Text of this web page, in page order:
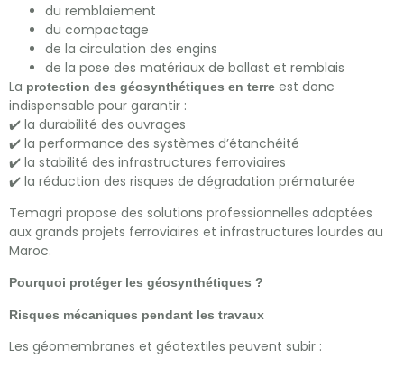
du remblaiement
du compactage
de la circulation des engins
de la pose des matériaux de ballast et remblais
La protection des géosynthétiques en terre est donc
indispensable pour garantir :
✔️ la durabilité des ouvrages
✔️ la performance des systèmes d’étanchéité
✔️ la stabilité des infrastructures ferroviaires
✔️ la réduction des risques de dégradation prématurée
Temagri propose des solutions professionnelles adaptées
aux grands projets ferroviaires et infrastructures lourdes au
Maroc.
Pourquoi protéger les géosynthétiques ?
Risques mécaniques pendant les travaux
Les géomembranes et géotextiles peuvent subir :